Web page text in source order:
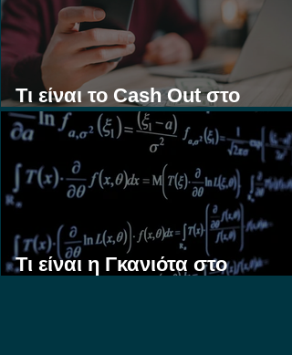
Τι είναι το Cash Out στο
Στοίχημα;
Τι είναι η Γκανιότα στο